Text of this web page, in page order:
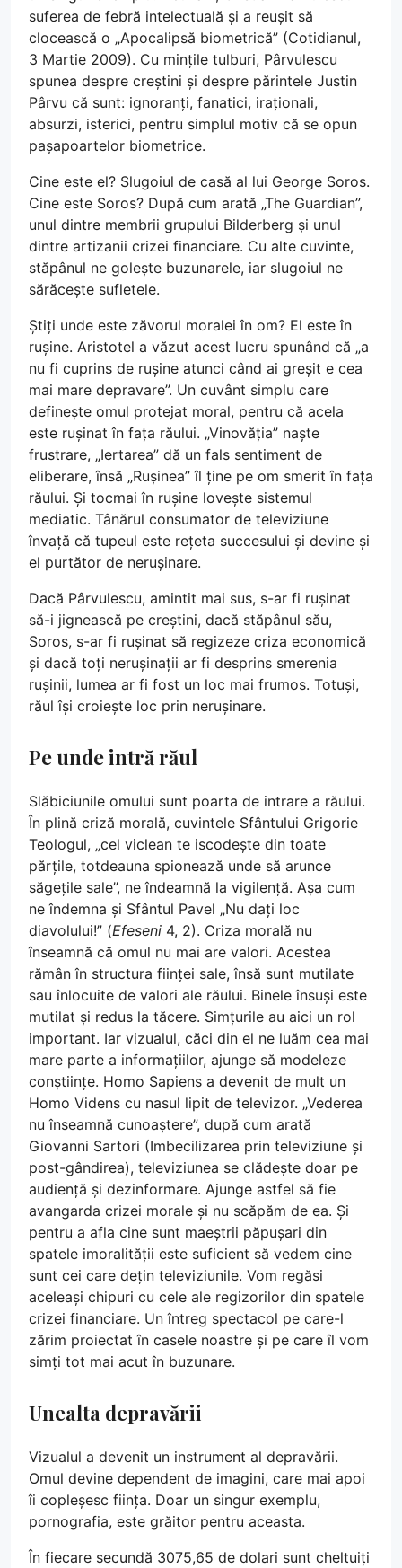
suferea de febră intelectuală și a reușit să
clocească o „Apocalipsă biometrică” (Cotidianul,
3 Martie 2009). Cu mințile tulburi, Pârvulescu
spunea despre creștini și despre părintele Justin
Pârvu că sunt: ignoranți, fanatici, iraționali,
absurzi, isterici, pentru simplul motiv că se opun
pașapoartelor biometrice.
Cine este el? Slugoiul de casă al lui George Soros.
Cine este Soros? După cum arată „The Guardian”,
unul dintre membrii grupului Bilderberg și unul
dintre artizanii crizei financiare. Cu alte cuvinte,
stăpânul ne golește buzunarele, iar slugoiul ne
sărăcește sufletele.
Știți unde este zăvorul moralei în om? El este în
rușine. Aristotel a văzut acest lucru spunând că „a
nu fi cuprins de rușine atunci când ai greșit e cea
mai mare depravare”. Un cuvânt simplu care
definește omul protejat moral, pentru că acela
este rușinat în fața răului. „Vinovăția” naște
frustrare, „Iertarea” dă un fals sentiment de
eliberare, însă „Rușinea” îl ține pe om smerit în fața
răului. Și tocmai în rușine lovește sistemul
mediatic. Tânărul consumator de televiziune
învață că tupeul este rețeta succesului și devine și
el purtător de nerușinare.
Dacă Pârvulescu, amintit mai sus, s-ar fi rușinat
să-i jignească pe creștini, dacă stăpânul său,
Soros, s-ar fi rușinat să regizeze criza economică
și dacă toți nerușinații ar fi desprins smerenia
rușinii, lumea ar fi fost un loc mai frumos. Totuși,
răul își croiește loc prin nerușinare.
Pe unde intră răul
Slăbiciunile omului sunt poarta de intrare a răului.
În plină criză morală, cuvintele Sfântului Grigorie
Teologul, „cel viclean te iscodește din toate
părțile, totdeauna spionează unde să arunce
săgețile sale”, ne îndeamnă la vigilență. Așa cum
ne îndemna și Sfântul Pavel „Nu dați loc
diavolului!” (Efeseni 4, 2). Criza morală nu
înseamnă că omul nu mai are valori. Acestea
rămân în structura ființei sale, însă sunt mutilate
sau înlocuite de valori ale răului. Binele însuși este
mutilat și redus la tăcere. Simțurile au aici un rol
important. Iar vizualul, căci din el ne luăm cea mai
mare parte a informațiilor, ajunge să modeleze
conștiințe. Homo Sapiens a devenit de mult un
Homo Videns cu nasul lipit de televizor. „Vederea
nu înseamnă cunoaștere”, după cum arată
Giovanni Sartori (Imbecilizarea prin televiziune și
post-gândirea), televiziunea se clădește doar pe
audiență și dezinformare. Ajunge astfel să fie
avangarda crizei morale și nu scăpăm de ea. Și
pentru a afla cine sunt maeștrii păpușari din
spatele imoralității este suficient să vedem cine
sunt cei care dețin televiziunile. Vom regăsi
aceleași chipuri cu cele ale regizorilor din spatele
crizei financiare. Un întreg spectacol pe care-l
zărim proiectat în casele noastre și pe care îl vom
simți tot mai acut în buzunare.
Unealta depravării
Vizualul a devenit un instrument al depravării.
Omul devine dependent de imagini, care mai apoi
îi copleșesc ființa. Doar un singur exemplu,
pornografia, este grăitor pentru aceasta.
În fiecare secundă 3075,65 de dolari sunt cheltuiți